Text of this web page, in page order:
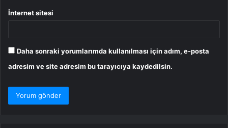
İnternet sitesi
Daha sonraki yorumlarımda kullanılması için adım, e-posta
adresim ve site adresim bu tarayıcıya kaydedilsin.